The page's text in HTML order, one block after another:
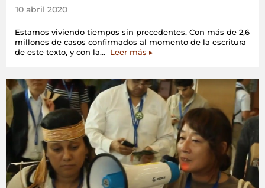
10 abril 2020
Estamos viviendo tiempos sin precedentes. Con más de 2,6
millones de casos confirmados al momento de la escritura
de este texto, y con la… Leer más «Intercambios
y
sobre
los
Territorios
de
Vida
durante
la
Crisis
COVID-
19»
▸